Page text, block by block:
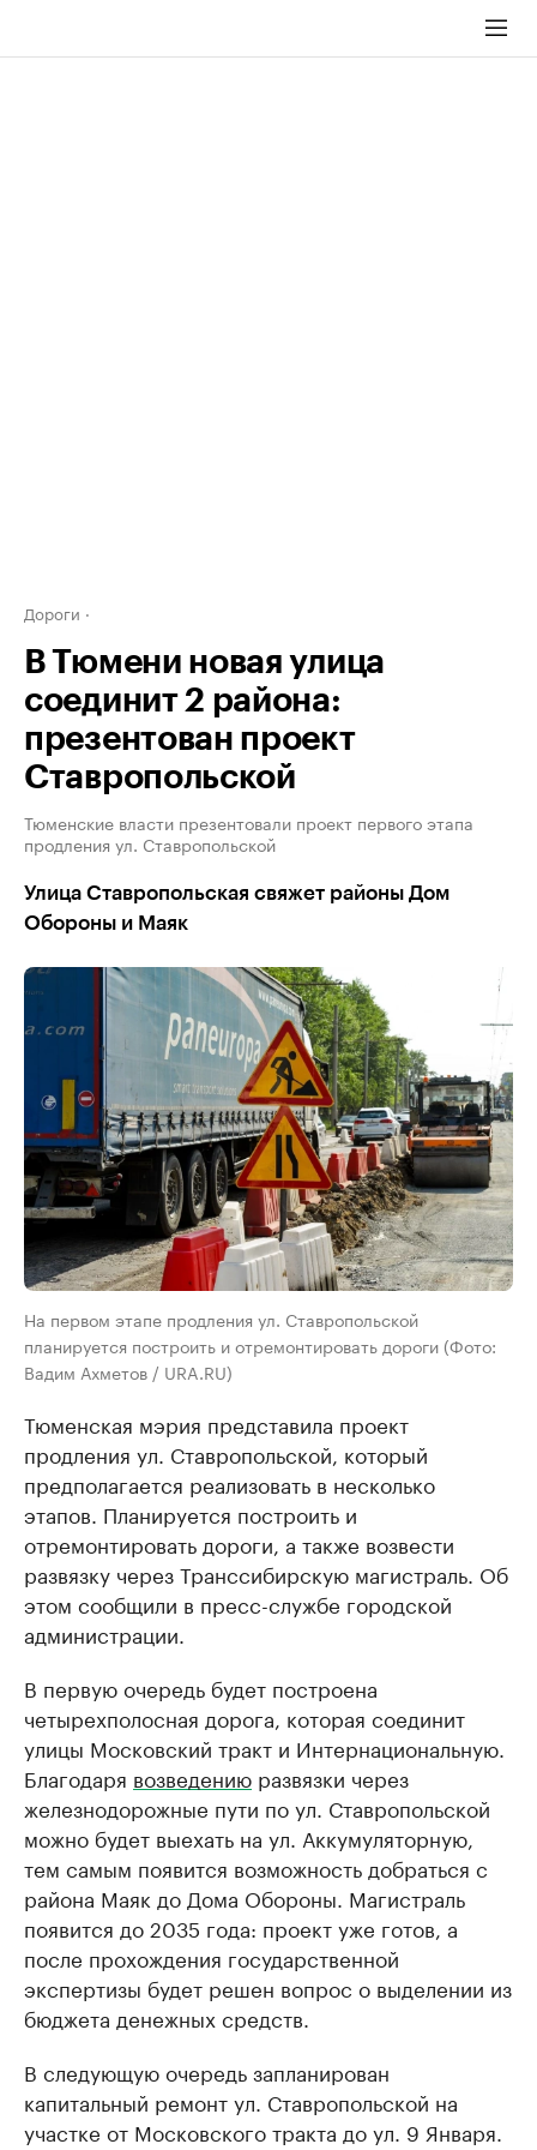
Дороги
В Тюмени новая улица
соединит 2 района:
презентован проект
Ставропольской
Тюменские власти презентовали проект первого этапа
продления ул. Ставропольской
Улица Ставропольская свяжет районы Дом
Обороны и Маяк
На первом этапе продления ул. Ставропольской
планируется построить и отремонтировать дороги (Фото:
Вадим Ахметов / URA.RU)
Тюменская мэрия представила проект
продления ул. Ставропольской, который
предполагается реализовать в несколько
этапов. Планируется построить и
отремонтировать дороги, а также возвести
развязку через Транссибирскую магистраль. Об
этом сообщили в пресс-службе городской
администрации.
В первую очередь будет построена
четырехполосная дорога, которая соединит
улицы Московский тракт и Интернациональную.
Благодаря возведению развязки через
железнодорожные пути по ул. Ставропольской
можно будет выехать на ул. Аккумуляторную,
тем самым появится возможность добраться с
района Маяк до Дома Обороны. Магистраль
появится до 2035 года: проект уже готов, а
после прохождения государственной
экспертизы будет решен вопрос о выделении из
бюджета денежных средств.
В следующую очередь запланирован
капитальный ремонт ул. Ставропольской на
участке от Московского тракта до ул. 9 Января.